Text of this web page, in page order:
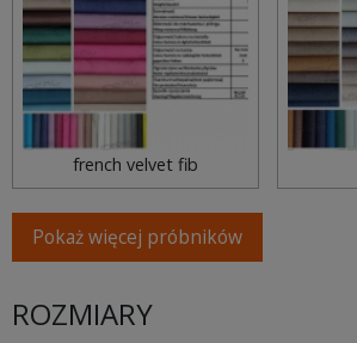
french velvet fib
Pokaż więcej próbników
ROZMIARY